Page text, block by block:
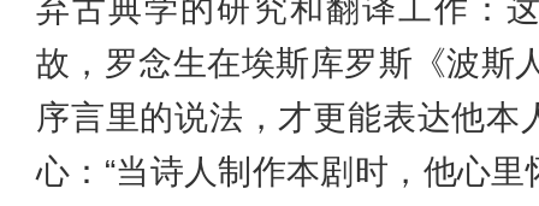
弃古典学的研究和翻译工作：
故，罗念生在埃斯库罗斯《波斯
序言里的说法，才更能表达他本
心：“当诗人制作本剧时，他心